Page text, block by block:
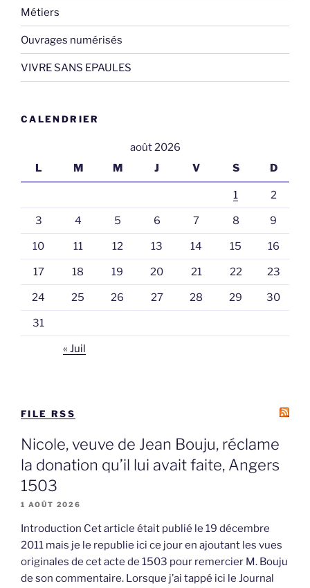
Métiers
Ouvrages numérisés
VIVRE SANS EPAULES
CALENDRIER
août 2026
L
M M J V S D
1 2
3 4 5 6 7 8 9
10 11 12 13 14 15 16
17 18 19 20 21 22 23
24 25 26 27 28 29 30
31
« Juil
FILE RSS
Nicole, veuve de Jean Bouju, réclame
la donation qu’il lui avait faite, Angers
1503
1 AOÛT 2026
Introduction Cet article était publié le 19 décembre
2011 mais je le republie ici ce jour en ajoutant les vues
originales de cet acte de 1503 pour remercier M. Bouju
de son commentaire. Lorsque j’ai tappé ici le Journal